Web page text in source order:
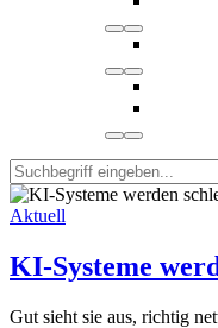
Aktuell
KI-Systeme
Gut sieht sie aus, richtig